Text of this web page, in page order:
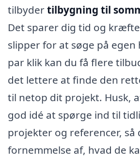
tilbydertilbygning til
Det sparer dig tid og
slipper for at søge på egen
par klik kan du få flere
det lettere at finde den
til netop dit projekt. Husk,
god idé at spørge ind til
projekter og referencer, så
fornemmelse af, hvad de